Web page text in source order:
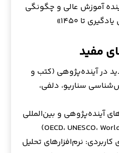
آموزش عالی و چگونگی
تا ۱۴۵۰»
مفید
در آینده‌پژوهی (کتب و
سناریو، دلفی،
آینده‌پژوهی و بین‌المللی
کاربردی: نرم‌افزارهای تحلیل